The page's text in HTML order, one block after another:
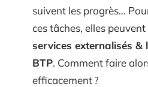
suivent les progrès…
ces tâches, elles
services externalisés &
BTP. Comment faire
efficacement ?